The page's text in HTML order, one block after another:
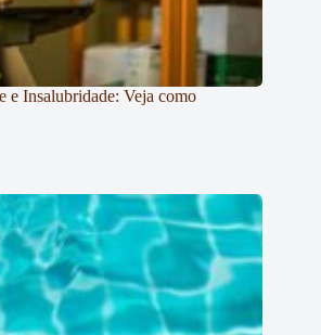
e Insalubridade: Veja como